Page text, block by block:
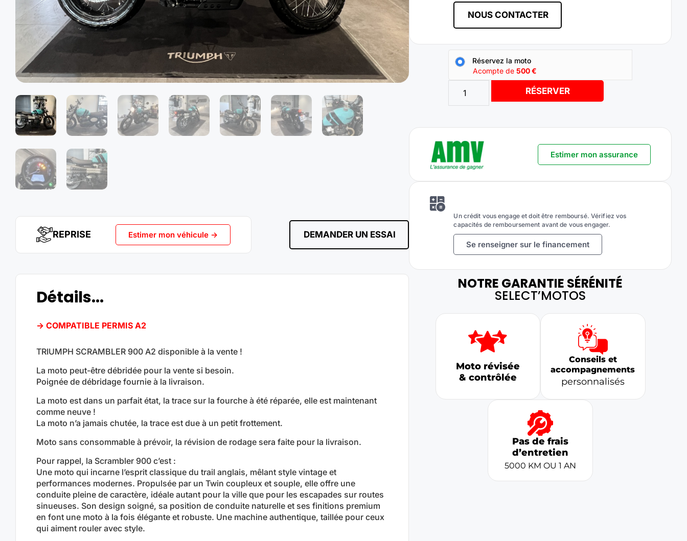
REPRISE Estimer mon véhicule -> DEMANDER UN ESSAI
Détails...
-> COMPATIBLE PERMIS A2
TRIUMPH SCRAMBLER 900 A2 disponible à la vente !
La moto peut-être débridée pour la vente si besoin.
Poignée de débridage fournie à la livraison.
La moto est dans un parfait état, la trace sur la fourche à été réparée, elle est maintenant
comme neuve !
La moto n’a jamais chutée, la trace est due à un petit frottement.
Moto sans consommable à prévoir, la révision de rodage sera faite pour la livraison.
Pour rappel, la Scrambler 900 c’est :
Une moto qui incarne l’esprit classique du trail anglais, mêlant style vintage et
performances modernes. Propulsée par un Twin coupleux et souple, elle offre une
conduite pleine de caractère, idéale autant pour la ville que pour les escapades sur routes
sinueuses. Son design soigné, sa position de conduite naturelle et ses finitions premium
en font une moto à la fois élégante et robuste. Une machine authentique, taillée pour ceux
qui aiment rouler avec style.
NOUS CONTACTER
Réservez la moto
Acompte de500€
RÉSERVER
Estimer mon assurance
Un crédit vous engage et doit être remboursé. Vérifiez vos
capacités de remboursement avant de vous engager.
Se renseigner sur le financement
NOTRE GARANTIE SÉRÉNITÉ
SELECT’MOTOS
Moto révisée
& contrôlée
Conseils et
accompagnements
personnalisés
Pas de frais
d’entretien
5000 KM OU 1 AN